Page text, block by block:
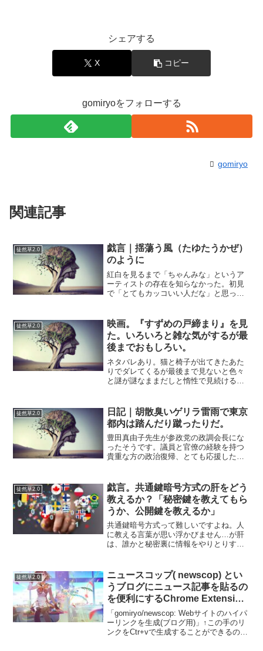
シェアする
X コピー
gomiryoをフォローする
gomiryo
関連記事
徒然草2.0
戯言｜揺蕩う風（たゆたうかぜ）
のように
紅白を見るまで「ちゃんみな」というア
ーティストの存在を知らなかった。初見
で「とてもカッコいい人だな」と思っ
の、ずいぶん雑な言葉が多く嫌われてい
るらしい。なんだか不寛容だ...
徒然草2.0
映画。『すずめの戸締まり』を見
た。いろいろと雑な気がするが最
後までおもしろい。
ネタバレあり。猫と椅子が出てきたあた
りでダレてくるが最後まで見ないと色々
と謎が謎なままだしと惰性で見続ける。
が展開されるんですか…であるとすると
かなりダルいしまとまって...
徒然草2.0
日記｜胡散臭いゲリラ雷雨で東京
都内は踏んだり蹴ったりだ。
豊田真由子先生が参政党の政調会長にな
ったそうです。議員と官僚の経験を持つ
貴重な方の政治復帰、とても応援したい
直「理由は何でもよくて、ただ理由が欲
しかっただけなのかもしれ...
徒然草2.0
戯言。共通鍵暗号方式の肝をどう
教えるか？「秘密鍵を教えてもら
うか、公開鍵を教えるか」
共通鍵暗号方式って難しいですよね。人
に教える言葉が思い浮かびません…が肝
は、誰かと秘密裏に情報をやりとりする
で、Aさんが暗号化したものを、Aさんか
らもらった鍵で解除する...
徒然草2.0
ニュースコップ( newscop) とい
うブログにニュース記事を貼るの
を便利にするChrome Extension
を開発しました
「gomiryo/newscop: Webサイトのハイパ
ーリンクを生成(ブログ用)」↑この手のリ
ンクをCtr+vで生成することができるの